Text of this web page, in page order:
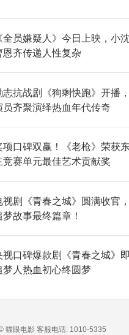
全员嫌疑人》今日上映，小
恩齐传递人性复杂
志抗战剧《狗剩快跑》开播
员齐聚演绎热血年代传奇
项口碑双赢！《老枪》荣获
竞赛单元最佳艺术贡献奖
视剧《青春之城》圆满收官
梦故事最终篇章！
视口碑爆款剧《青春之城》
梦人热血初心终圆梦
猫眼电影 客服电话:1010-5335